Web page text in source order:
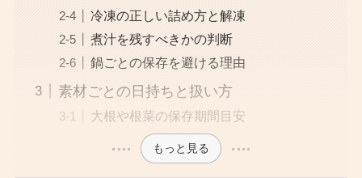
冷凍の正しい詰め方と解凍
煮汁を残すべきかの判断
鍋ごとの保存を避ける理由
素材ごとの日持ちと扱い方
大根や根菜の保存期間目安
もっと見る